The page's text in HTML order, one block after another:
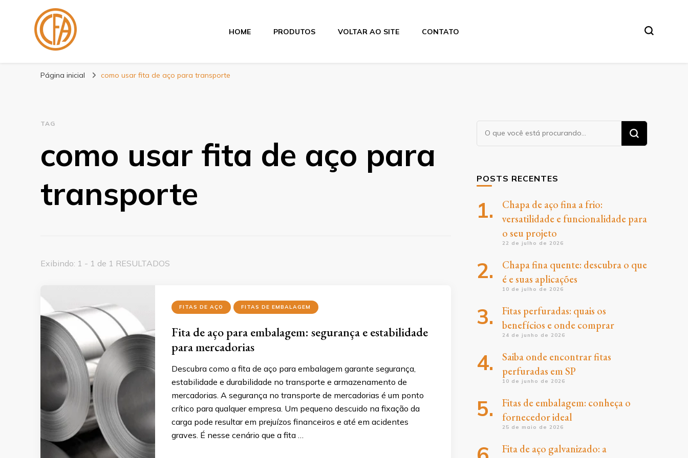
Blog Centenário Fitas
HOME PRODUTOS VOLTAR AO SITE CONTATO
Página inicial como usar fita de aço para transporte
TAG
como usar fita de aço para
transporte
Exibindo: 1 - 1 de 1 RESULTADOS
FITAS DE AÇO FITAS DE EMBALAGEM
Fita de aço para embalagem: segurança e estabilidade
para mercadorias
Descubra como a fita de aço para embalagem garante segurança,
estabilidade e durabilidade no transporte e armazenamento de
mercadorias. A segurança no transporte de mercadorias é um ponto
crítico para qualquer empresa. Um pequeno descuido na fixação da
carga pode resultar em prejuízos financeiros e até em acidentes
graves. É nesse cenário que a fita …
Procurando
algo?
POSTS RECENTES
Chapa de aço fina a frio:
versatilidade e funcionalidade para
o seu projeto
22 de julho de 2026
Chapa fina quente: descubra o que
é e suas aplicações
10 de julho de 2026
Fitas perfuradas: quais os
benefícios e onde comprar
24 de junho de 2026
Saiba onde encontrar fitas
perfuradas em SP
10 de junho de 2026
Fitas de embalagem: conheça o
fornecedor ideal
25 de maio de 2026
Fita de aço galvanizado: a